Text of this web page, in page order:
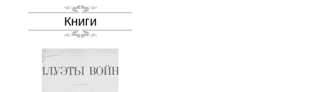
Книги